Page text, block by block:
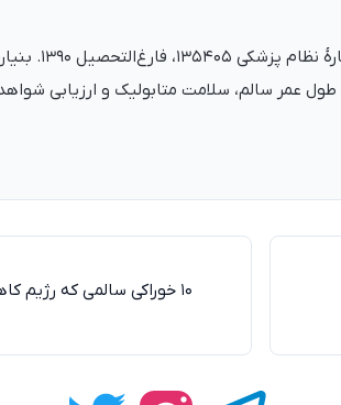
دکتر علی‌اصغر
طول عمر سالم، سلامت متابولیک و ارزیابی
۱۰ خوراکی سالمی که رژیم